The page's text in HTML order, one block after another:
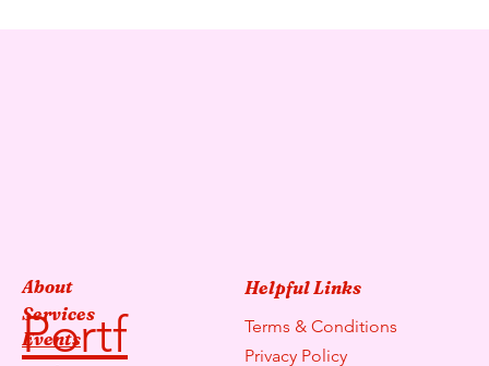
About
Services
Events
Portf
Helpful Links
Terms & Conditions
Privacy Policy